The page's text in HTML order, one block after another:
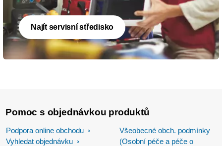
Najít servisní středisko
Pomoc s objednávkou produktů
Podpora online obchodu
Vyhledat objednávku
Všeobecné obch. podmínky
(Osobní péče a péče o